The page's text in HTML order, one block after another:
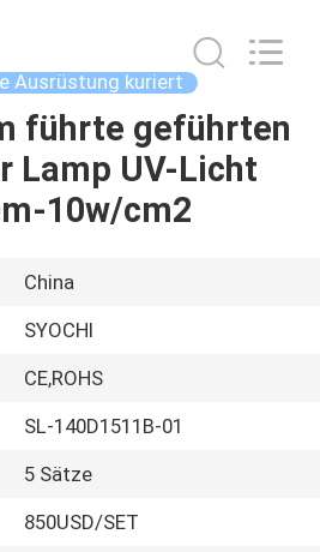
Ausrüstung kuriert
führte geführten
Lamp UV-Licht
10w/cm2
China
SYOCHI
CE,ROHS
SL-140D1511B-01
5 Sätze
850USD/SET